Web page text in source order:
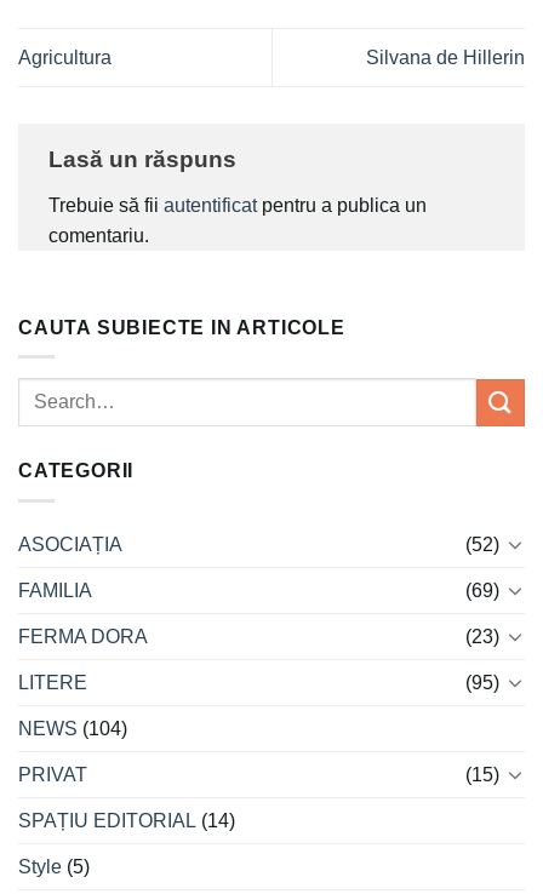
Agricultura Silvana de Hillerin
Lasă un răspuns
Trebuie să fii autentificatpentru a publica un
comentariu.
CAUTA SUBIECTE IN ARTICOLE
CATEGORII
ASOCIAȚIA (52)
FAMILIA (69)
FERMA DORA (23)
LITERE (95)
NEWS (104)
PRIVAT (15)
SPAȚIU EDITORIAL (14)
Style (5)